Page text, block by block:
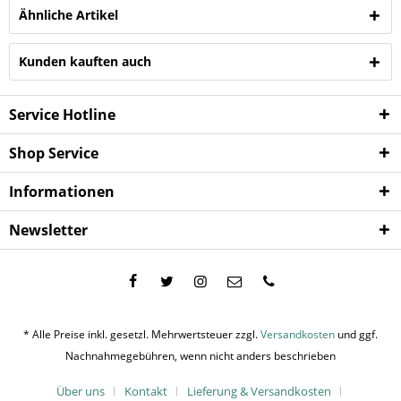
Ähnliche Artikel
Kunden kauften auch
Service Hotline
Shop Service
Informationen
Newsletter
* Alle Preise inkl. gesetzl. Mehrwertsteuer zzgl.Versandkosten und ggf.
Nachnahmegebühren, wenn nicht anders beschrieben
Über uns Kontakt Lieferung & Versandkosten